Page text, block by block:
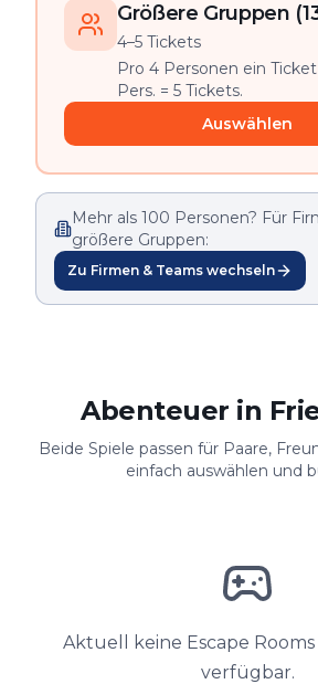
Größere Gruppen
4–5 Tickets
Pro 4 Personen ein Ticket
Pers. = 5 Tickets.
Auswählen
Mehr als 100 Personen? Für
größere Gruppen:
Zu Firmen & Teams wechseln
Abenteuer in
Beide Spiele passen für Paare,
einfach auswählen und
Aktuell keine Escape
verfügbar.